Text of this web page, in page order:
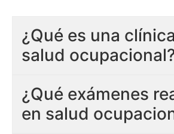
¿Qué es una
salud
¿Qué exámenes
en salud